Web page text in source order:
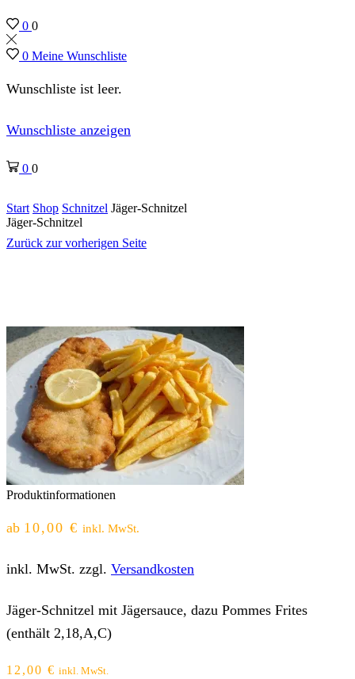
0 0
0 Meine Wunschliste
Wunschliste ist leer.
Wunschliste anzeigen
0 0
Start Shop Schnitzel Jäger-Schnitzel
Jäger-Schnitzel
Zurück zur vorherigen Seite
Produktinformationen
ab 10,00 € inkl. MwSt.
inkl. MwSt. zzgl. Versandkosten
Jäger-Schnitzel mit Jägersauce, dazu Pommes Frites
(enthält 2,18,A,C)
12,00 € inkl. MwSt.